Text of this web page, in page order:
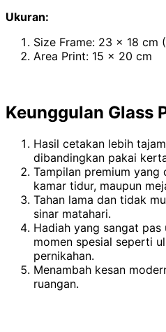
Ukuran:
Size Frame: 23 x 18 cm
Area Print: 15 x 20 cm
Keunggulan Glass
Hasil cetakan lebih
dibandingkan pakai
Tampilan premium
kamar tidur, maupun
Tahan lama dan tidak
sinar matahari.
Hadiah yang sangat
momen spesial seperti
pernikahan.
Menambah kesan
ruangan.